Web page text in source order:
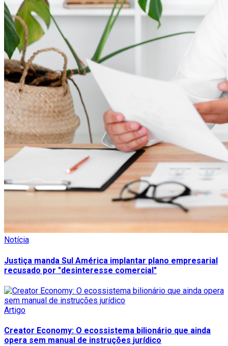
Notícia
Justiça manda Sul América implantar plano empresarial
recusado por "desinteresse comercial"
Artigo
Creator Economy: O ecossistema bilionário que ainda
opera sem manual de instruções jurídico